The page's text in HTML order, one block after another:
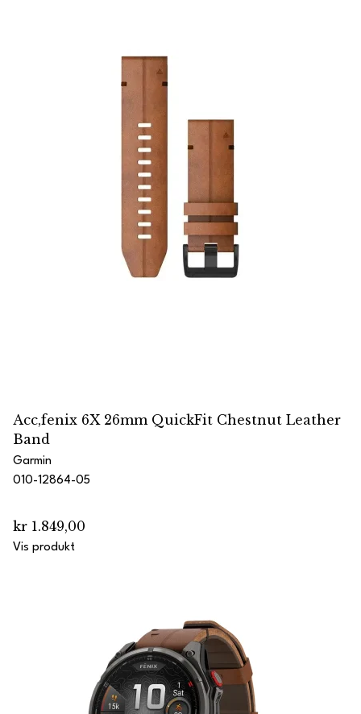
Acc,fenix 6X 26mm QuickFit Chestnut Leather
Band
Garmin
010-12864-05
kr 1.849,00
Vis produkt